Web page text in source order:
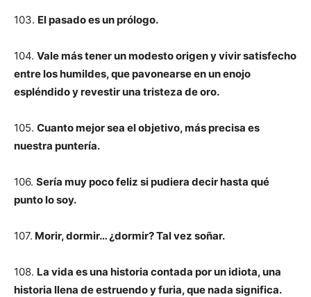
103. El pasado es un prólogo.
104. Vale más tener un modesto origen y vivir satisfecho
entre los humildes, que pavonearse en un enojo
espléndido y revestir una tristeza de oro.
105. Cuanto mejor sea el objetivo, más precisa es
nuestra puntería.
106. Sería muy poco feliz si pudiera decir hasta qué
punto lo soy.
107. Morir, dormir… ¿dormir? Tal vez soñar.
108. La vida es una historia contada por un idiota, una
historia llena de estruendo y furia, que nada significa.